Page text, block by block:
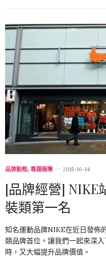
品牌動態, 專題報導 2015-10-14
[品牌經營] NIKE
裝類第一名
知名運動品牌NIKE在近日發佈
類品牌首位。讓我們一起來深
時，又大幅提升品牌價值。